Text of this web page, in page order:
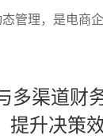
管理，是电商
多渠道财
提升决策